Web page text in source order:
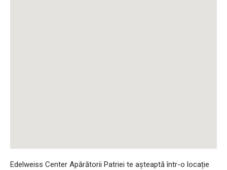
Edelweiss Center Apărătorii Patriei te așteaptă într-o locație